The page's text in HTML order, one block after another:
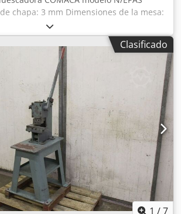
chapa: 3 mm Dimensiones de la mesa:
Fondo 700 mm Dimensiones de mesas
mm Profundidad de garganta: 110
Longitud de cuchillas: 225 x 225 mm
total con mesas auxiliares: 2900
mm (con mesas auxiliares retraídas)
Njfasr Fondo: 800 mm Altura total: 1100
t
Clasificado
1 /7